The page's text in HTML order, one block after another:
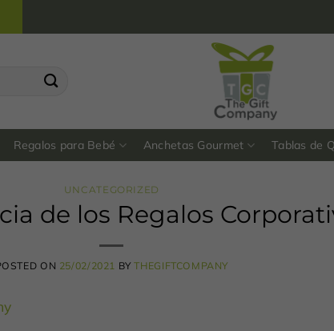
Regalos para Bebé Anchetas Gourmet Tablas de
UNCATEGORIZED
de los Regalos
ON 25/02/2021 BYTHEGIFTCOMPANY